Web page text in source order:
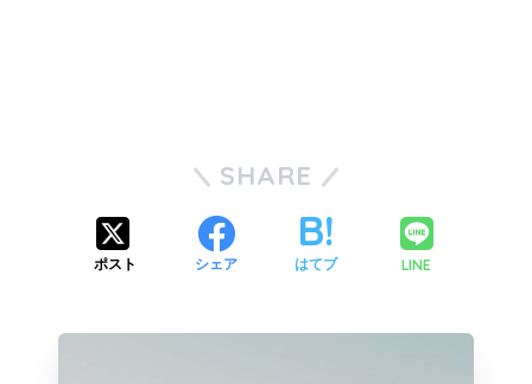
SHARE
ポスト シェア はてブ LINE